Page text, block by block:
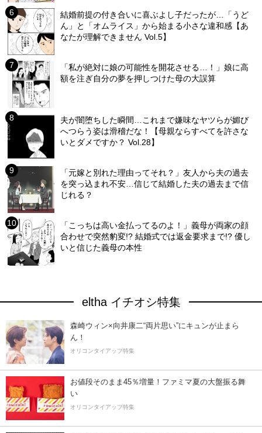
結婚前提の付き合いに喜ぶよし子だったが…「うど
ん」と「オムライス」から始まる小さな違和感【あ
なたが理解できません Vol.5】
「私が絶対に娘の可能性を開花させる…！」娘に高
額を注ぎ自分の夢を押しつけた母の大誤算
夫が闇堕ちした瞬間…これまで嫌味なヤツらが媚び
へつらう姿は滑稽だな！【母親ならすべてを許さな
いとダメですか？ Vol.28】
「元嫁と別れた理由ってそれ？」友人から夫の過去
を突っ込まれ不安…信じて結婚した夫の過去まで信
じれる？
「こっちは高い金払ってるのよ！」義母が両家の顔
合わせで突然豹変!? 結婚式では返金要求まで!? 優し
いと信じた義母の本性
eltha イチオシ特集
森崎ウィン×向井康二“両片思い”にキュンが止まら
ん！
オリコンタイアップ特集
お値段そのまま45％増量！ファミマ夏の大盤振る舞
い
オリコンタイアップ特集